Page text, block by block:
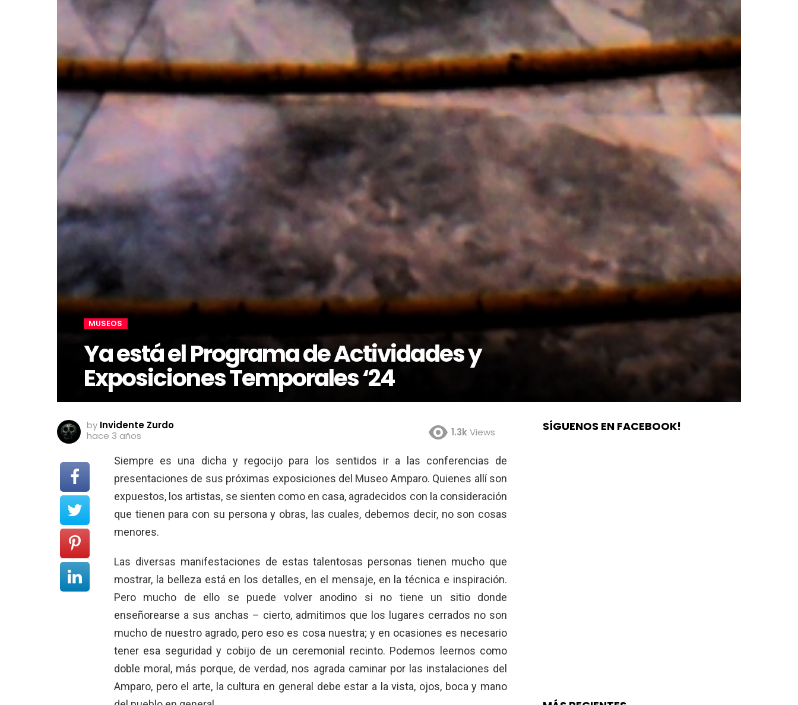
MUSEOS
Ya está el Programa de Actividades y
Exposiciones Temporales ‘24
by Invidente Zurdo
hace 3 años
1.3kViews
Siempre es una dicha y regocijo para los sentidos ir a las conferencias de
presentaciones de sus próximas exposiciones del Museo Amparo. Quienes allí son
expuestos, los artistas, se sienten como en casa, agradecidos con la consideración
que tienen para con su persona y obras, las cuales, debemos decir, no son cosas
menores.
Las diversas manifestaciones de estas talentosas personas tienen mucho que
mostrar, la belleza está en los detalles, en el mensaje, en la técnica e inspiración.
Pero mucho de ello se puede volver anodino si no tiene un sitio donde
enseñorearse a sus anchas – cierto, admitimos que los lugares cerrados no son
mucho de nuestro agrado, pero eso es cosa nuestra; y en ocasiones es necesario
tener esa seguridad y cobijo de un ceremonial recinto. Podemos leernos como
doble moral, más porque, de verdad, nos agrada caminar por las instalaciones del
Amparo, pero el arte, la cultura en general debe estar a la vista, ojos, boca y mano
SÍGUENOS EN FACEBOOK!